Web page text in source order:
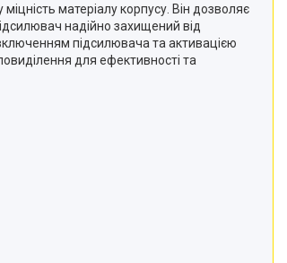
матеріалу корпусу. Він дозволяє
надійно захищений від
підсилювача та активацією
для ефективності та